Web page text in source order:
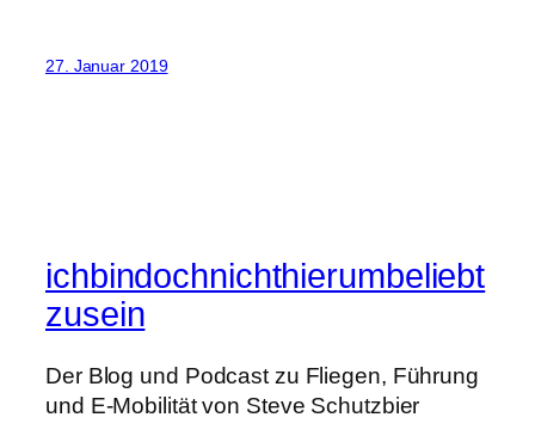
27. Januar 2019
ichbindochnichthierumbeliebt
zusein
Der Blog und Podcast zu Fliegen, Führung
und E-Mobilität von Steve Schutzbier